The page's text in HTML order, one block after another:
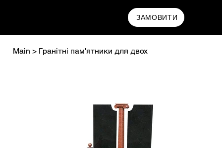
ЗАМОВИТИ
Main > Гранітні пам'ятники для двох